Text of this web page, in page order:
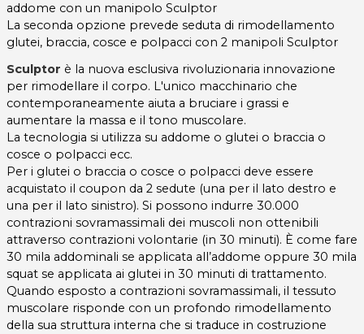
addome con un manipolo Sculptor
La seconda opzione prevede seduta di rimodellamento
glutei, braccia, cosce e polpacci con 2 manipoli Sculptor
Sculptor è la nuova esclusiva rivoluzionaria innovazione
per rimodellare il corpo. L'unico macchinario che
contemporaneamente aiuta a bruciare i grassi e
aumentare la massa e il tono muscolare.
La tecnologia si utilizza su addome o glutei o braccia o
cosce o polpacci ecc.
Per i glutei o braccia o cosce o polpacci deve essere
acquistato il coupon da 2 sedute (una per il lato destro e
una per il lato sinistro). Si possono indurre 30.000
contrazioni sovramassimali dei muscoli non ottenibili
attraverso contrazioni volontarie (in 30 minuti). È come fare
30 mila addominali se applicata all’addome oppure 30 mila
squat se applicata ai glutei in 30 minuti di trattamento.
Quando esposto a contrazioni sovramassimali, il tessuto
muscolare risponde con un profondo rimodellamento
della sua struttura interna che si traduce in costruzione